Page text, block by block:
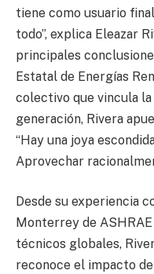
tiene como usuario
todo”, explica Eleazar
principales
Estatal de Energías
colectivo que vincula
generación, Rivera
“Hay una joya
Aprovechar
Desde su experiencia
Monterrey de
técnicos globales,
reconoce el impacto